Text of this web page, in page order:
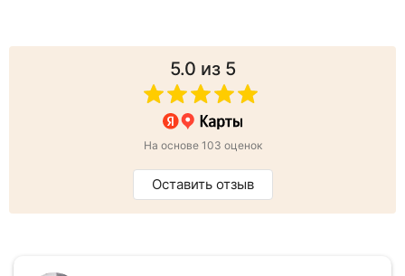
5.0 из 5
На основе 103 оценок
Оставить отзыв